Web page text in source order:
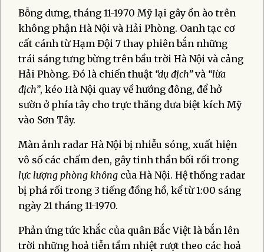
Bỗng dưng, tháng 11-1970 Mỹ lại gây ồn ào trên
không phận Hà Nội và Hải Phòng. Oanh tạc cơ
cất cánh từ Hạm Đội 7 thay phiên bắn những
trái sáng tưng bừng trên bầu trời Hà Nội và cảng
Hải Phòng. Đó là chiến thuật “dụ địch”và “lừa
địch”, kéo Hà Nội quay về hướng đông, để hở
sườn ở phía tây cho trực thăng đưa biệt kích Mỹ
vào Sơn Tây.
Màn ảnh radar Hà Nội bị nhiễu sóng, xuất hiện
vô số các chấm đen, gây tinh thần bối rối trong
lực lượng phòng không của Hà Nội. Hệ thống radar
bị phá rối trong 3 tiếng đồng hồ, kể từ 1:00 sáng
ngày 21 tháng 11-1970.
Phản ứng tức khắc của quân Bắc Việt là bắn lên
trời những hoả tiễn tầm nhiệt rượt theo các hoả